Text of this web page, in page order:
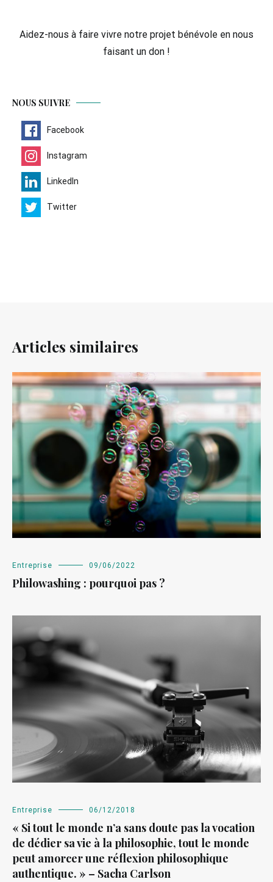
Aidez-nous à faire vivre notre projet bénévole en nous
faisant un don !
NOUS SUIVRE
Facebook
Instagram
LinkedIn
Twitter
Articles similaires
Entreprise 09/06/2022
Philowashing : pourquoi pas ?
Entreprise 06/12/2018
« Si tout le monde n’a sans doute pas la vocation
de dédier sa vie à la philosophie, tout le monde
peut amorcer une réflexion philosophique
authentique. » – Sacha Carlson